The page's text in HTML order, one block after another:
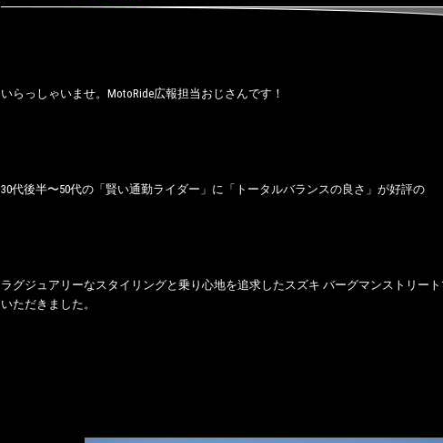
いらっしゃいませ。MotoRide広報担当おじさんです！
30代後半〜50代の「賢い通勤ライダー」に「トータルバランスの良さ」が好評の
ラグジュアリーなスタイリングと乗り心地を追求したスズキ バーグマンストリート
いただきました。